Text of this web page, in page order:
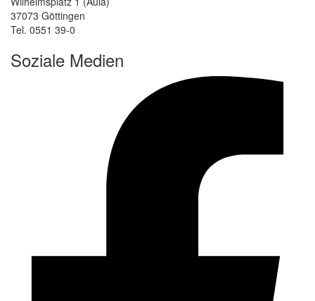
37073 Göttingen
Tel. 0551 39-0
Soziale Medien